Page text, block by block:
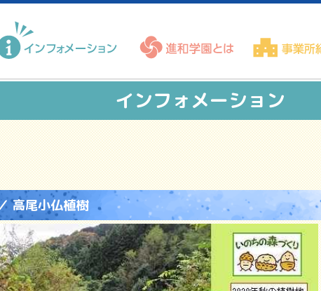
インフォメーション
高尾小仏植樹